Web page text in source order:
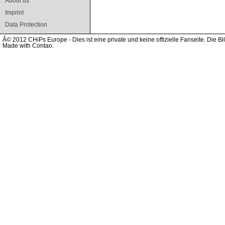
Imprint
Data Protection
Â© 2012 CHiPs Europe - Dies ist eine private und keine offizielle Fanseite. Die
Made with Contao.